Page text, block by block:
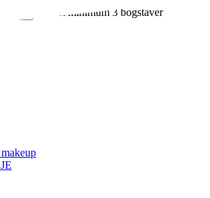
Indtast minimum 3 bogstaver